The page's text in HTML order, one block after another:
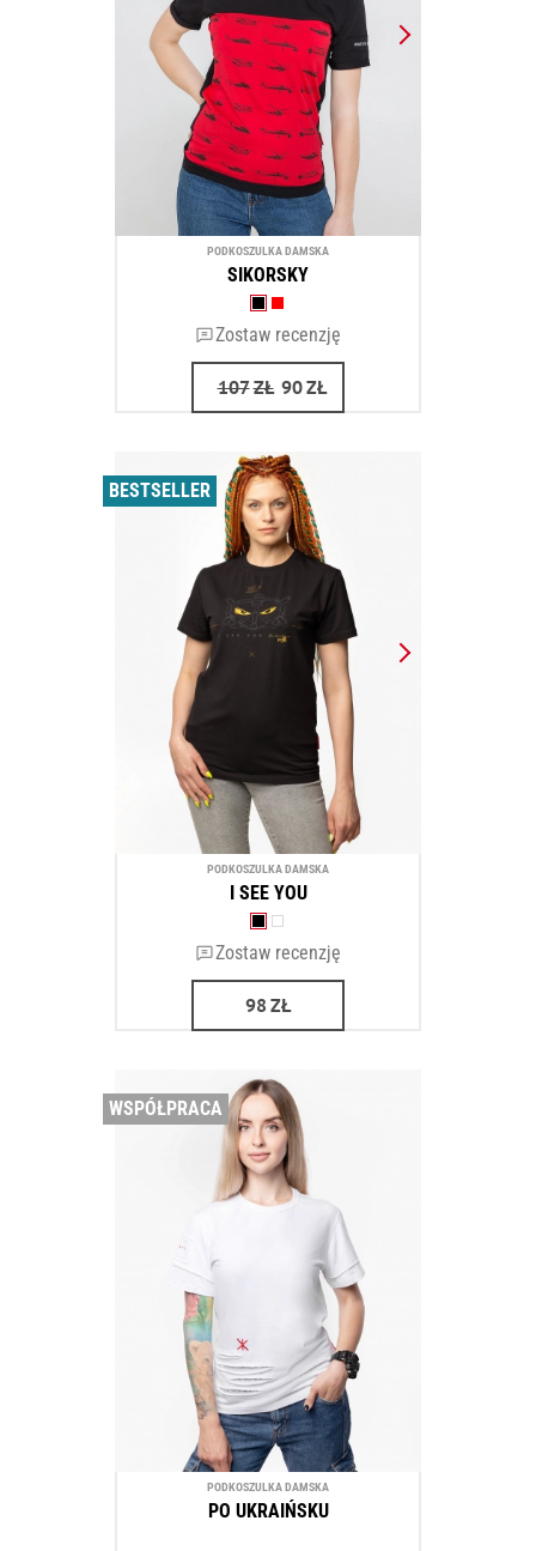
PODKOSZULKA DAMSKA
SIKORSKY
Zostaw recenzję
107ZŁ 90ZŁ
BESTSELLER
PODKOSZULKA DAMSKA
I SEE YOU
Zostaw recenzję
98 ZŁ
WSPÓŁPRACA
PODKOSZULKA DAMSKA
PO UKRAIŃSKU